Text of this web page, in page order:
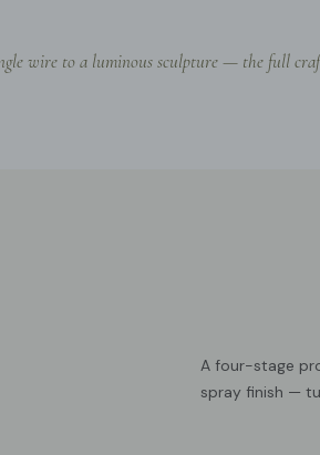
wire to a luminous sculpture — the full
A four-stage
spray finish —